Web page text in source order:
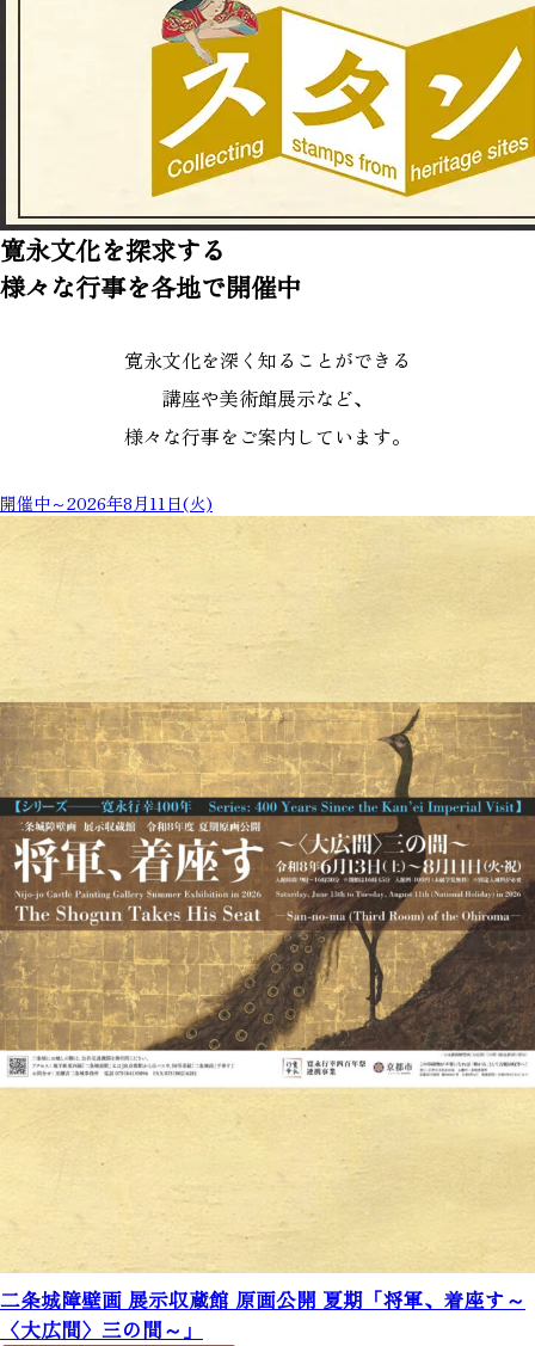
寛永文化を探求する
様々な行事を各地で開催中
寛永文化を深く知ることができる
講座や美術館展示など、
様々な行事をご案内しています。
開催中～2026年8月11日(火)
二条城障壁画 展示収蔵館 原画公開 夏期「将軍、着座す～
〈大広間〉三の間～」